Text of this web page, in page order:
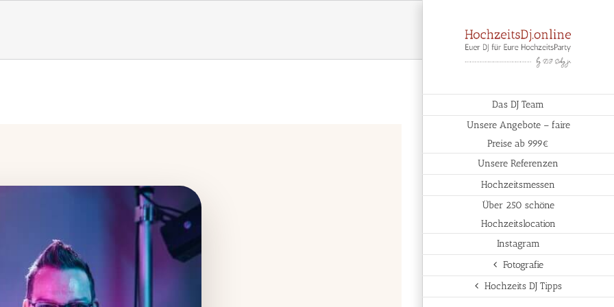
Das DJ Team
Unsere Angebote – faire
Preise ab 999€
Unsere Referenzen
Hochzeitsmessen
Über 250 schöne
Hochzeitslocation
Instagram
Fotografie
Hochzeits DJ Tipps